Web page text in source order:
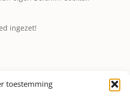
toestemming
ingezet!